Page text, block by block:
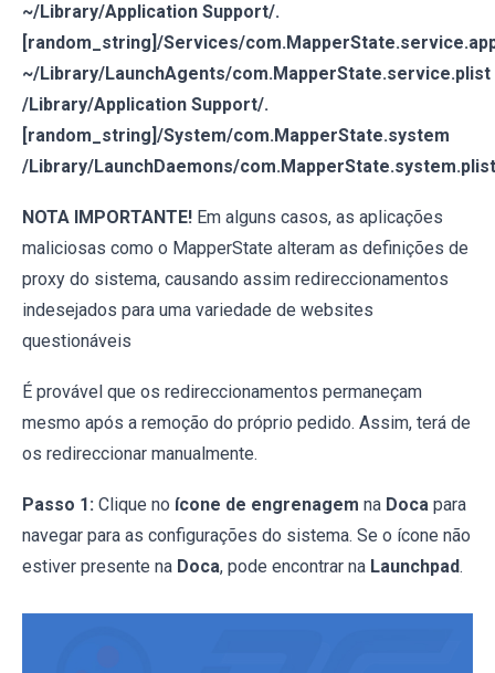
~/Library/Application Support/.
[random_string]/Services/
~/Library/LaunchAgents/com.MapperState.service.plist
/Library/Application Support/.
[random_string]/System/com.MapperState.system
/Library/LaunchDaemons/com.MapperState.system.plist
NOTA IMPORTANTE! Em alguns casos, as aplicações
maliciosas como o MapperState alteram as definições de
proxy do sistema, causando assim redireccionamentos
indesejados para uma variedade de websites
questionáveis
É provável que os redireccionamentos permaneçam
mesmo após a remoção do próprio pedido. Assim, terá de
os redireccionar manualmente.
Passo 1: Clique no ícone de engrenagem na Doca para
navegar para as configurações do sistema. Se o ícone não
estiver presente na Doca, pode encontrar na Launchpad.